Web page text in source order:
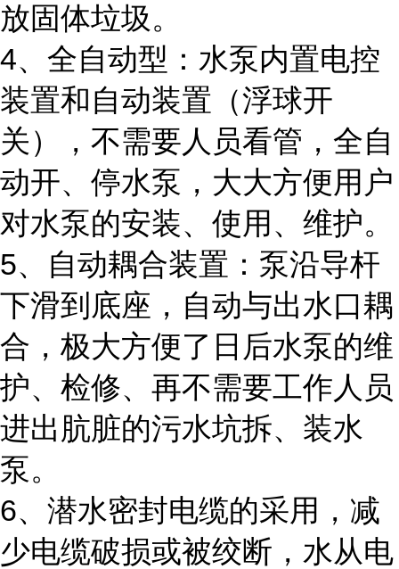
放固体垃圾。
4、全自动型：水泵内置电控
装置和自动装置（浮球开
关），不需要人员看管，全自
动开、停水泵，大大方便用户
对水泵的安装、使用、维护。
5、自动耦合装置：泵沿导杆
下滑到底座，自动与出水口耦
合，极大方便了日后水泵的维
护、检修、再不需要工作人员
进出肮脏的污水坑拆、装水
泵。
6、潜水密封电缆的采用，减
少电缆破损或被绞断，水从电